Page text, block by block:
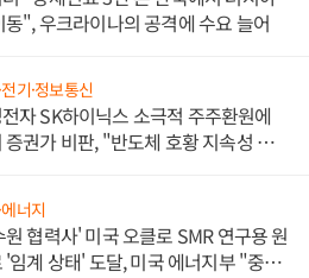
동", 우크라이나의 공격에 수요 늘어
기·정보통신
자 SK하이닉스 소극적 주주환원에
증권가 비판, "반도체 호황 지속성 의
너지
협력사' 미국 오클로 SMR 연구용 원
'임계 상태' 도달, 미국 에너지부 "중요